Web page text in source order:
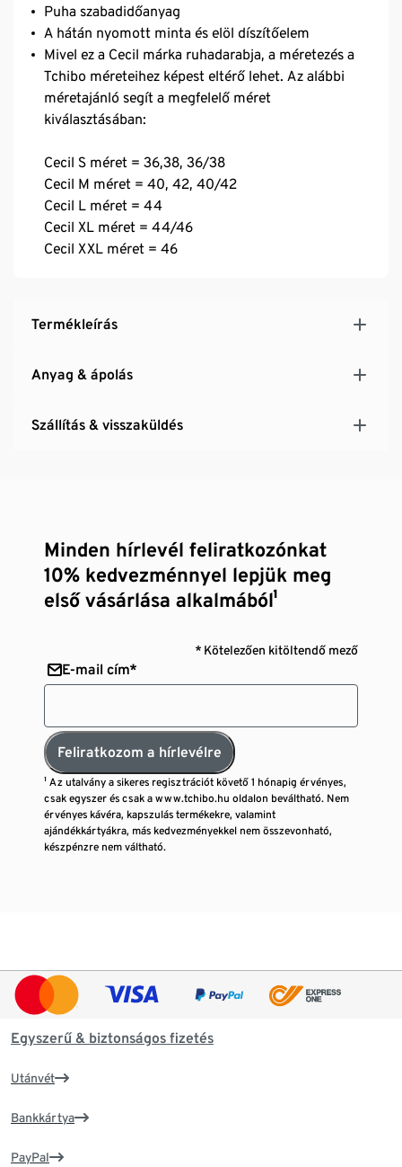
Puha szabadidőanyag
A hátán nyomott minta és elöl díszítőelem
Mivel ez a Cecil márka ruhadarabja, a méretezés a
Tchibo méreteihez képest eltérő lehet. Az alábbi
méretajánló segít a megfelelő méret
kiválasztásában:
Cecil S méret = 36,38, 36/38
Cecil M méret = 40, 42, 40/42
Cecil L méret = 44
Cecil XL méret = 44/46
Cecil XXL méret = 46
Termékleírás
Anyag & ápolás
Szállítás & visszaküldés
Minden hírlevél feliratkozónkat
10% kedvezménnyel lepjük meg
első vásárlása alkalmából¹
* Kötelezően kitöltendő mező
E-mail cím*
Feliratkozom a hírlevélre
¹ Az utalvány a sikeres regisztrációt követő 1 hónapig érvényes,
csak egyszer és csak a www.tchibo.hu oldalon beváltható. Nem
érvényes kávéra, kapszulás termékekre, valamint
ajándékkártyákra, más kedvezményekkel nem összevonható,
készpénzre nem váltható.
Egyszerű & biztonságos fizetés
Utánvét
Bankkártya
PayPal